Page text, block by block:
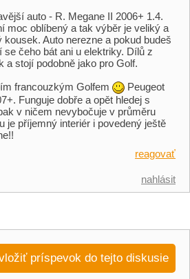
auto - R. Megane II 2006+ 1.4.
moc oblíbený a tak výběr je veliký a
Auto nerezne a pokud budeš
čeho bát ani u elektriky. Dílů z
a stojí podobně jako pro Golf.
francouzkým Golfem
Peugeot
Funguje dobře a opět hledej s
v ničem nevybočuje v průměru
je příjemný interiér i povedený ještě
reagovať
nahlásit
príspevok do tejto diskusie